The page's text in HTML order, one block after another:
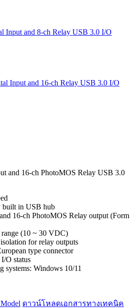
Input and 8-ch Relay USB 3.0 I/O
Input and 16-ch Relay USB 3.0 I/O
and 16-ch PhotoMOS Relay USB 3.0
built in USB hub
16-ch PhotoMOS Relay output (Form
(10 ~ 30 VDC)
for relay outputs
type connector
O status
systems: Windows 10/11
ดาวน์โหลดเอกสารทางเทคนิค